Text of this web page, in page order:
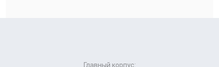
Главный корпус: